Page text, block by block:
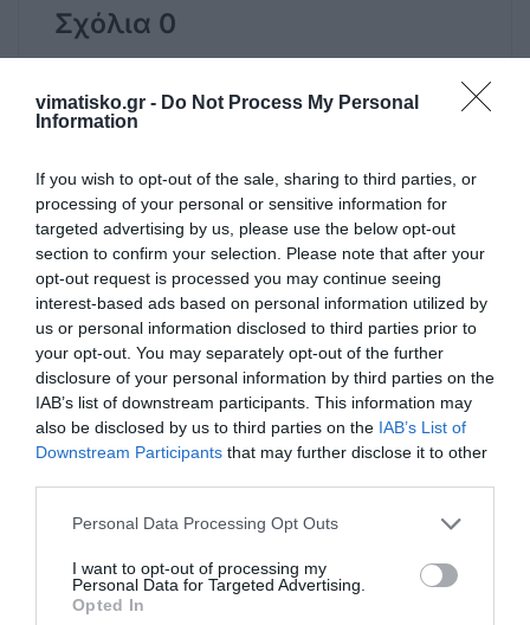
vimatisko.gr - Do Not Process My Personal
Information
If you wish to opt-out of the sale, sharing to third parties, or
processing of your personal or sensitive information for
targeted advertising by us, please use the below opt-out
section to confirm your selection. Please note that after your
opt-out request is processed you may continue seeing
interest-based ads based on personal information utilized by
us or personal information disclosed to third parties prior to
your opt-out. You may separately opt-out of the further
disclosure of your personal information by third parties on the
IAB’s list of downstream participants. This information may
also be disclosed by us to third parties on the IAB’s List of
Downstream Participants that may further disclose it to other
Personal Data Processing Opt Outs
I want to opt-out of processing my
Personal Data for Targeted Advertising.
Opted In
Σχόλια 0
ΟΝΟΜΑ
ΤΙΤΛΟΣ
ΣΧΟΛΙΟ